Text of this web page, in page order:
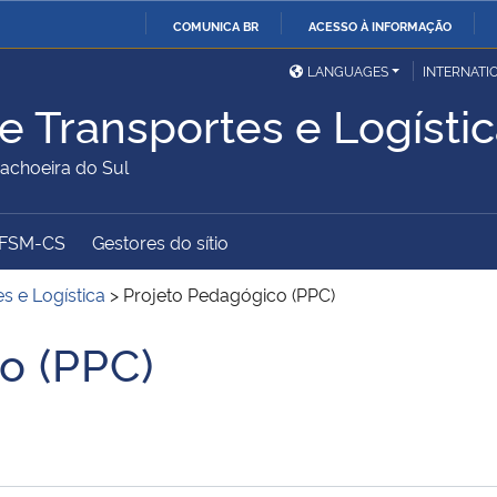
O
COMUNICA BR ACESSO À INFORMAÇÃO
Ministério da Defesa
Ministério das Relações
Exteriores
Ministério da Cidadania Ministério da Saúde
Ministério do
Desenvolvimento Regional
União
Advocacia-Geral da União
LANGUAGES
Transportes e
do Sul
CS Gestores do sítio
e Logística > Projeto Pedagógico (PPC)
(PPC)